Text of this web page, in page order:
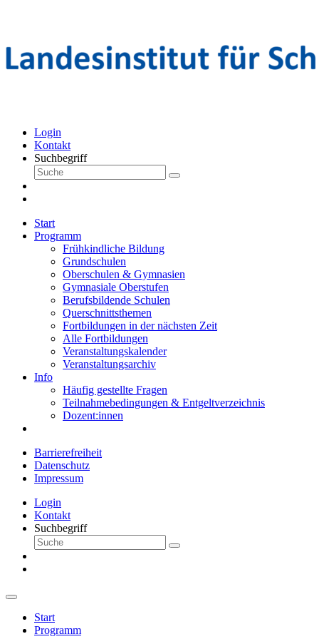
Login
Kontakt
Suchbegriff
Start
Programm
Frühkindliche Bildung
Grundschulen
Oberschulen & Gymnasien
Gymnasiale Oberstufen
Berufsbildende Schulen
Querschnittsthemen
Fortbildungen in der nächsten Zeit
Alle Fortbildungen
Veranstaltungskalender
Veranstaltungsarchiv
Info
Häufig gestellte Fragen
Teilnahmebedingungen & Entgeltverzeichnis
Dozent:innen
Barrierefreiheit
Datenschutz
Impressum
Login
Kontakt
Suchbegriff
Start
Programm